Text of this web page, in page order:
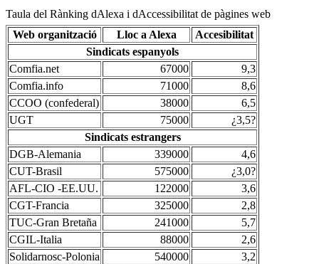
Taula del Rànking dAlexa i dAccessibilitat de pàgines web
Web organització
Lloc a Alexa
Accesibilitat
Sindicats espanyols
Comfia.net
67000
9,3
Comfia.info
71000
8,6
CCOO (confederal)
38000
6,5
UGT
75000
¿3,5?
Sindicats estrangers
DGB-Alemania
339000
4,6
CUT-Brasil
575000
¿3,0?
AFL-CIO -EE.UU.
122000
3,6
CGT-Francia
325000
2,8
TUC-Gran Bretaña
241000
5,7
CGIL-Italia
88000
2,6
Solidarnosc-Polonia
540000
3,2